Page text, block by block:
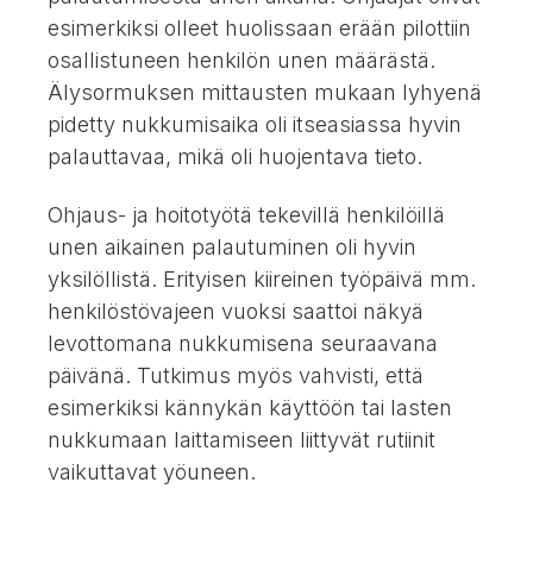
esimerkiksi olleet huolissaan erään pilottiin
osallistuneen henkilön unen määrästä.
Älysormuksen mittausten mukaan lyhyenä
pidetty nukkumisaika oli itseasiassa hyvin
palauttavaa, mikä oli huojentava tieto.
Ohjaus- ja hoitotyötä tekevillä henkilöillä
unen aikainen palautuminen oli hyvin
yksilöllistä. Erityisen kiireinen työpäivä mm.
henkilöstövajeen vuoksi saattoi näkyä
levottomana nukkumisena seuraavana
päivänä. Tutkimus myös vahvisti, että
esimerkiksi kännykän käyttöön tai lasten
nukkumaan laittamiseen liittyvät rutiinit
vaikuttavat yöuneen.